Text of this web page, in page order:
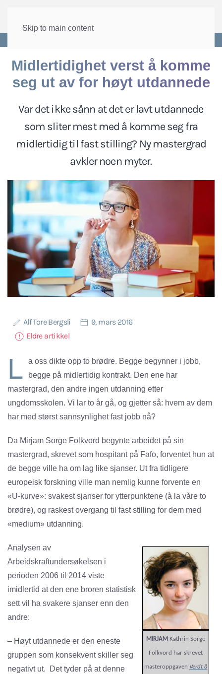
Skip to main content
Midlertidighet verst å komme
seg ut av for høyt utdannede
Var det ikke sånn at det er lavt utdannede
som sliter mest med å komme seg fra
midlertidig til fast stilling? Ny mastergrad
avkler noen myter.
Alf Tore Bergsli
9, mars 2016
Eldre artikkel
L
a oss dikte opp to brødre. Begge begynner i jobb,
begge på midlertidig kontrakt. Den ene har
mastergrad, den andre ingen utdanning etter
ungdomsskolen. Vi lar to år gå, og gjetter så: hvem av dem
har med størst sannsynlighet fast jobb nå?
Da Mirjam Sorge Folkvord begynte arbeidet på sin
mastergrad, skrevet som hospitant på Fafo, forventet hun at
de begge ville ha om lag like sjanser. Ut fra tidligere
europeisk forskning ville man nemlig kunne forvente en
«U-kurve»: svakest sjanser for ytterpunktene (à la våre to
brødre), og raskest overgang til fast stilling for dem med
«medium» utdanning.
MIRJAM Kathrin Sorge
Folkvord har skrevet
masteroppgaven Verdt å
Analysen av
Arbeidskraftundersøkelsen i
perioden 2006 til 2014 viste
imidlertid at den ene broren statistisk
sett vil ha svakere sjanser enn den
andre:
– Høyt utdannede er den eneste
gruppen som konsekvent skiller seg
negativt ut. Det tyder på at denne